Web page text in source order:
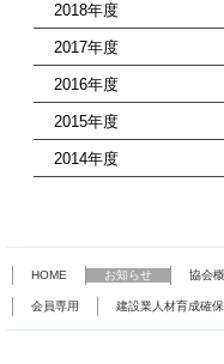
2018年度
2017年度
2016年度
2015年度
2014年度
HOME お知らせ 協会
会員専用 建設業人材育成確